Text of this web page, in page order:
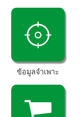
ข้อมูลจำเพาะ